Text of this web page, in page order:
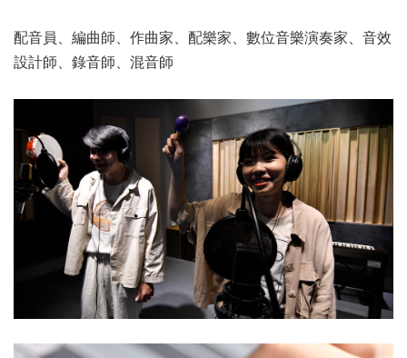
配音員、編曲師、作曲家、配樂家、數位音樂演奏家、音效
設計師、錄音師、混音師